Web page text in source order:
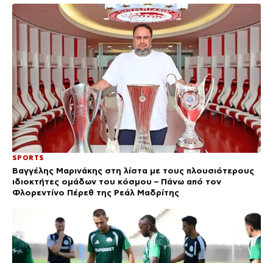
SPORTS
Βαγγέλης Μαρινάκης στη λίστα με τους πλουσιότερους
ιδιοκτήτες ομάδων του κόσμου – Πάνω από τον
Φλορεντίνο Πέρεθ της Ρεάλ Μαδρίτης